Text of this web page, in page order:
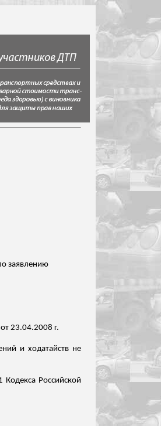
заявлению
23.04.2008 г.
и ходатайств не
Кодекса Российской